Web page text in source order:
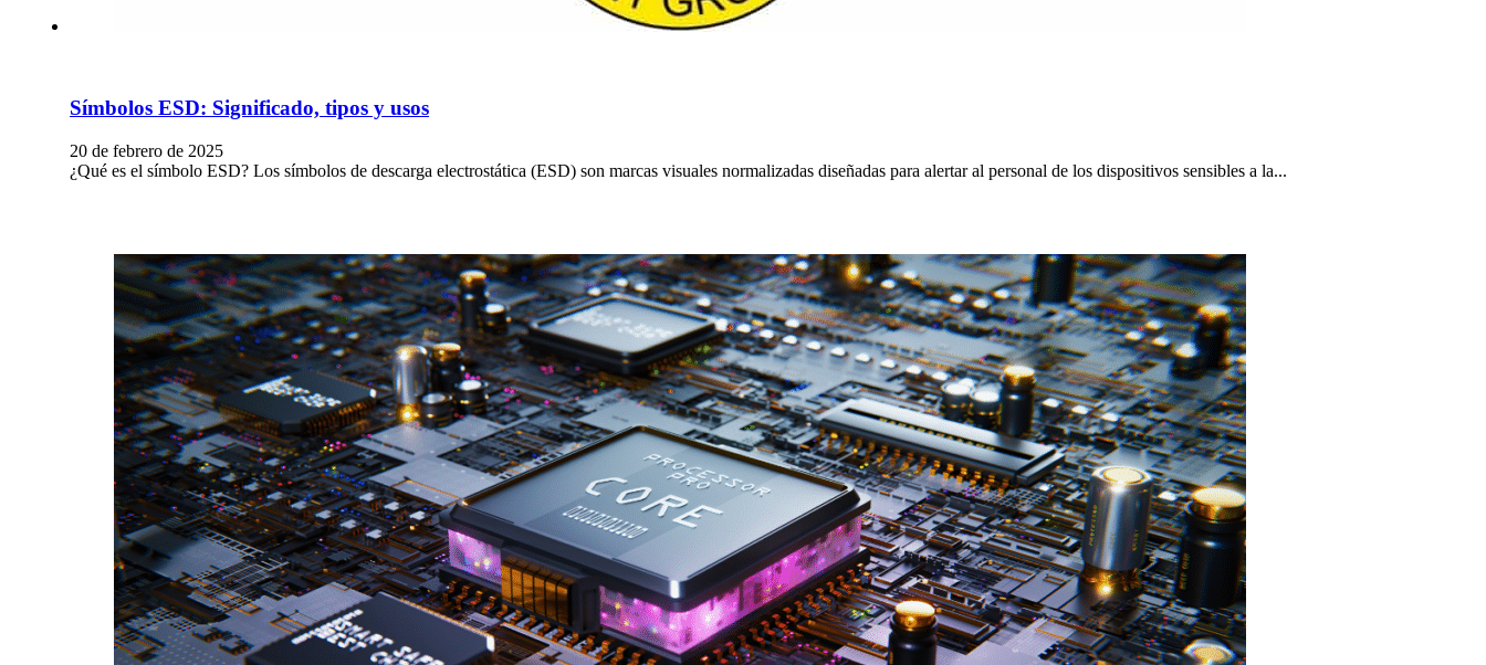
Símbolos ESD: Significado, tipos y usos
20 de febrero de 2025
¿Qué es el símbolo ESD? Los símbolos de descarga electrostática (ESD) son marcas visuales normalizadas diseñadas para alertar al personal de los dispositivos sensibles a la...